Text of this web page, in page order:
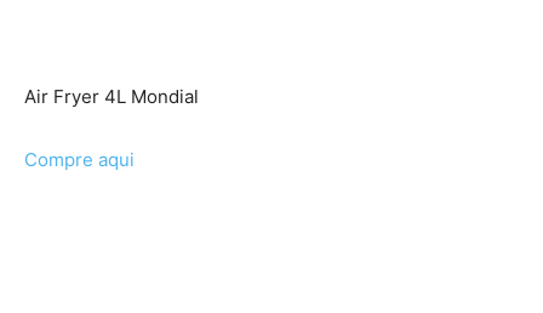
Air Fryer 4L Mondial
Compre aqui